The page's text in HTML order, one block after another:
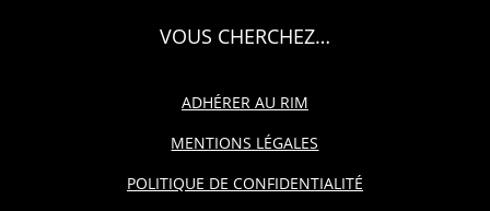
VOUS CHERCHEZ…
ADHÉRER AU RIM
MENTIONS LÉGALES
POLITIQUE DE CONFIDENTIALITÉ